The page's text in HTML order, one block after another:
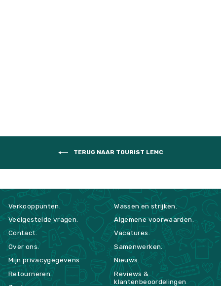
TERUG NAAR TOURIST LEMC
Verkooppunten.
Veelgestelde vragen.
Contact.
Over ons.
Mijn privacygegevens
Retourneren.
Wassen en strijken.
Algemene voorwaarden.
Vacatures.
Samenwerken.
Nieuws.
Reviews &
klantenbeoordelingen